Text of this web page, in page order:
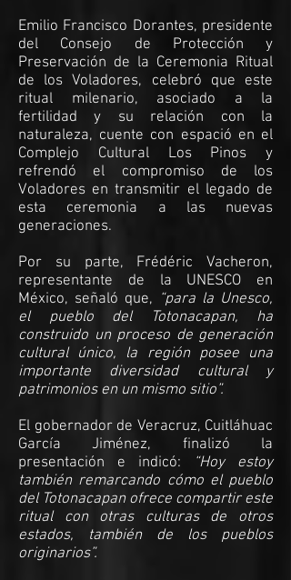
Emilio Francisco Dorantes, presidente
del Consejo de Protección y
Preservación de la Ceremonia Ritual
de los Voladores, celebró que este
ritual milenario, asociado a la
fertilidad y su relación con la
naturaleza, cuente con espació en el
Complejo Cultural Los Pinos y
refrendó el compromiso de los
Voladores en transmitir el legado de
esta ceremonia a las nuevas
generaciones.
Por su parte, Frédéric Vacheron,
representante de la UNESCO en
México, señaló que, “para la Unesco,
el pueblo del Totonacapan, ha
construido un proceso de generación
cultural único, la región posee una
importante diversidad cultural y
patrimonios en un mismo sitio”.
El gobernador de Veracruz, Cuitláhuac
García Jiménez, finalizó la
presentación e indicó:
“Hoy estoy
también remarcando cómo el pueblo
del Totonacapan ofrece compartir este
ritual con otras culturas de otros
estados, también de los pueblos
originarios”.